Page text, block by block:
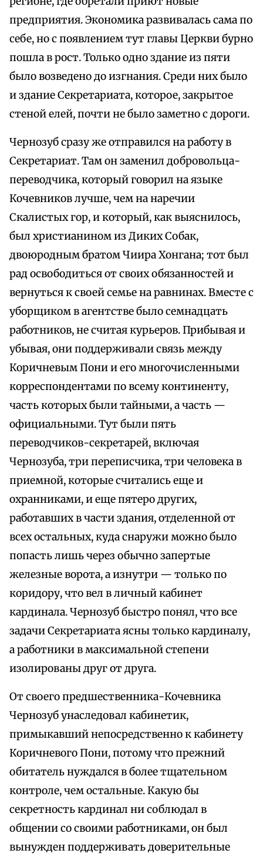
предприятия. Экономика развивалась сама по
себе, но с появлением тут главы Церкви бурно
пошла в рост. Только одно здание из пяти
было возведено до изгнания. Среди них было
и здание Секретариата, которое, закрытое
стеной елей, почти не было заметно с дороги.
Чернозуб сразу же отправился на работу в
Секретариат. Там он заменил добровольца-
переводчика, который говорил на языке
Кочевников лучше, чем на наречии
Скалистых гор, и который, как выяснилось,
был христианином из Диких Собак,
двоюродным братом Чиира Хонгана; тот был
рад освободиться от своих обязанностей и
вернуться к своей семье на равнинах. Вместе с
уборщиком в агентстве было семнадцать
работников, не считая курьеров. Прибывая и
убывая, они поддерживали связь между
Коричневым Пони и его многочисленными
корреспондентами по всему континенту,
часть которых были тайными, а часть —
официальными. Тут были пять
переводчиков-секретарей, включая
Чернозуба, три переписчика, три человека в
приемной, которые считались еще и
охранниками, и еще пятеро других,
работавших в части здания, отделенной от
всех остальных, куда снаружи можно было
попасть лишь через обычно запертые
железные ворота, а изнутри — только по
коридору, что вел в личный кабинет
кардинала. Чернозуб быстро понял, что все
задачи Секретариата ясны только кардиналу,
а работники в максимальной степени
изолированы друг от друга.
От своего предшественника-Кочевника
Чернозуб унаследовал кабинетик,
примыкавший непосредственно к кабинету
Коричневого Пони, потому что прежний
обитатель нуждался в более тщательном
контроле, чем остальные. Какую бы
секретность кардинал ни соблюдал в
общении со своими работниками, он был
вынужден поддерживать доверительные